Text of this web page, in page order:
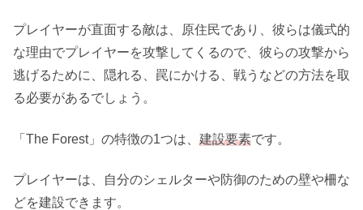
プレイヤーが直面する敵は、原住民であり、彼らは儀式的
な理由でプレイヤーを攻撃してくるので、彼らの攻撃から
逃げるために、隠れる、罠にかける、戦うなどの方法を取
る必要があるでしょう。
「The Forest」の特徴の1つは、 建設要素です。
プレイヤーは、自分のシェルターや防御のための壁や柵な
どを建設できます。